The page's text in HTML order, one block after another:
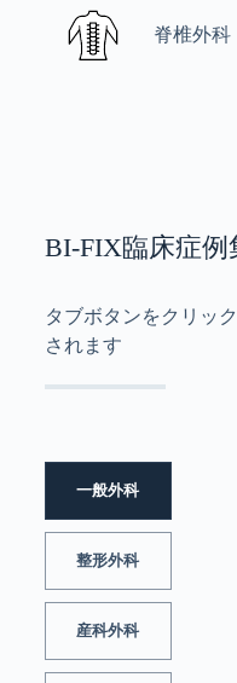
脊椎外科
BI-FIX臨床症例
タブボタンをクリッ
されます
一般外科
整形外科
産科外科